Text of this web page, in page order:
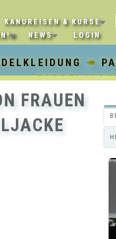
KANUREISEN & KURSE
NEWS LOGIN
↠
FRAUEN